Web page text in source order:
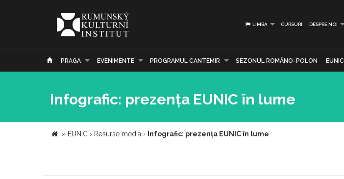
LIMBA CURSURI DESPRE NOI
PRAGA EVENIMENTE PROGRAMUL CANTEMIR SEZONUL ROMÂNO-POLON EUNIC
Infografic: prezența EUNIC în lume
» EUNIC › Resurse media › Infografic: prezența EUNIC în lume